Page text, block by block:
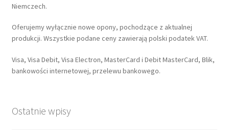
Niemczech.
Oferujemy wyłącznie nowe opony, pochodzące z aktualnej
produkcji. Wszystkie podane ceny zawierają polski podatek VAT.
Visa, Visa Debit, Visa Electron, MasterCard i Debit MasterCard, Blik,
bankowości internetowej, przelewu bankowego.
Ostatnie wpisy